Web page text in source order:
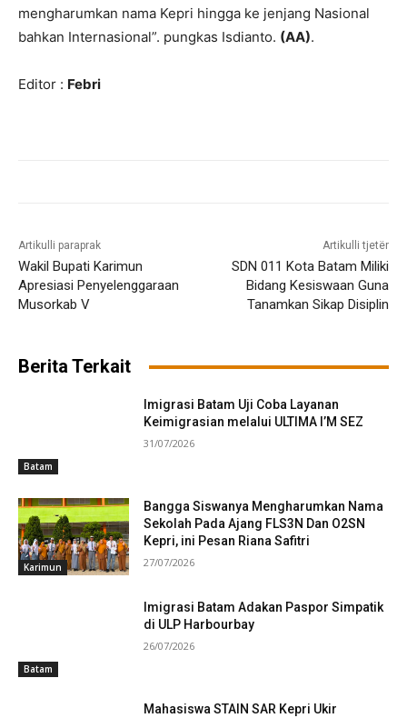
mengharumkan nama Kepri hingga ke jenjang Nasional
bahkan Internasional”. pungkas Isdianto. (AA).
Editor : Febri
Artikulli paraprak
Wakil Bupati Karimun
Apresiasi Penyelenggaraan
Musorkab V
Artikulli tjetër
SDN 011 Kota Batam Miliki
Bidang Kesiswaan Guna
Tanamkan Sikap Disiplin
Berita Terkait
Batam
Imigrasi Batam Uji Coba Layanan
Keimigrasian melalui ULTIMA I’M SEZ
31/07/2026
Karimun
Bangga Siswanya Mengharumkan Nama
Sekolah Pada Ajang FLS3N Dan O2SN
Kepri, ini Pesan Riana Safitri
27/07/2026
Batam
Imigrasi Batam Adakan Paspor Simpatik
di ULP Harbourbay
26/07/2026
Mahasiswa STAIN SAR Kepri Ukir